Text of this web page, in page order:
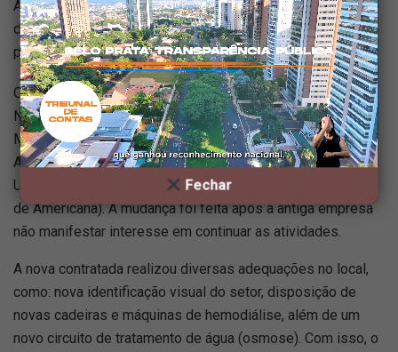
Fechar
Americana iniciou, nesta segunda-feira (20), o novo serviço
de hemodiálise por meio de uma nova empresa contratada
para a atividade.
O trabalho foi assumido pela Clínica Lund de
Nefrologia LTDA, em parceria com a OS Santa Casa de
Misericórdia de Chavantes, contratada pela Prefeitura de
Americana para fazer a gestão compartilhada do HM, da
UPA São José e também da Unacon (Centro de Oncologia
de Americana). A mudança foi feita após a antiga empresa
não manifestar interesse em continuar as atividades.
A nova contratada realizou diversas adequações no local,
como: nova identificação visual do setor, disposição de
novas cadeiras e máquinas de hemodiálise, além de um
novo circuito de tratamento de água (osmose). Com isso, o